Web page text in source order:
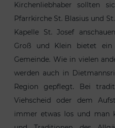
Kirchenliebhaber sollten
Pfarrkirche St. Blasius und
Kapelle St. Josef
Groß und Klein bietet ein
Gemeinde. Wie in vielen
werden auch in
Region gepflegt. Bei
Viehscheid oder dem
immer etwas los und man